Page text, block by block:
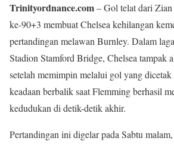
Trinityordnance.com– Gol telat dari
ke-90+3 membuat Chelsea kehilangan
pertandingan melawan Burnley. Dalam
Stadion Stamford Bridge, Chelsea tampak
setelah memimpin melalui gol yang
keadaan berbalik saat Flemming berhasil
kedudukan di detik-detik akhir.
Pertandingan ini digelar pada Sabtu